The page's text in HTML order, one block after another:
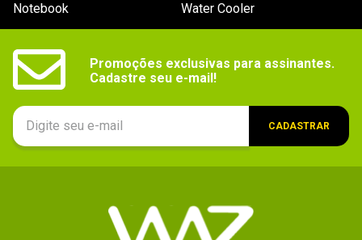
Notebook
Water Cooler
Promoções exclusivas para assinantes.
Cadastre seu e-mail!
CADASTRAR